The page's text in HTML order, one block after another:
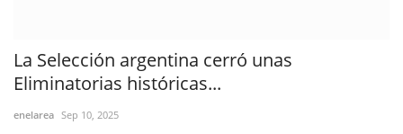
La Selección argentina cerró unas
Eliminatorias históricas...
enelarea Sep 10, 2025